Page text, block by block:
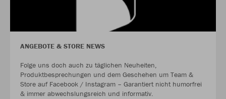
ANGEBOTE & STORE NEWS
Folge uns doch auch zu täglichen Neuheiten,
Produktbesprechungen und dem Geschehen um Team &
Store auf Facebook / Instagram – Garantiert nicht humorfrei
& immer abwechslungsreich und informativ.